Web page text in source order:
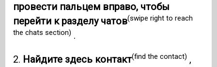
провести пальцем вправо, чтобы
перейти к разделу чатов(swipe right to reach
the chats section) .
2. Найдите здесь контакт(find the contact) ,